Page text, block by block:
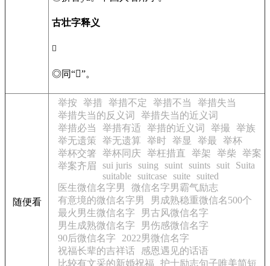
古壮字释义
𢮳
◎同“𰂑”。
随便看
举按 举措 举措不定 举措不当
举措失当
举措失当的反义词
举措失当的近义词
举措必当
举措有适 举措的近义词 举撮
举族
举无遗策
举无遗算 举时 举显 举最
举杯
举杯交箸
举杯同庆 举枉措直 举架 举柴
举案
举案齐眉
sui juris suing suint suints suit
Suita
suitable suitcase suite suited
医生微信名字男
微信名字男霸气励志
有意境的微信名字男
男成熟稳重微信名500个
最火男生微信名字
男古风微信名字
男生成熟微信名字
男伤感微信名字
90后微信名字
2022男微信名字
祝福长辈的吉祥话
感恩遇见的话语
比较有文采的新婚祝福
护士励志句子唯美简短